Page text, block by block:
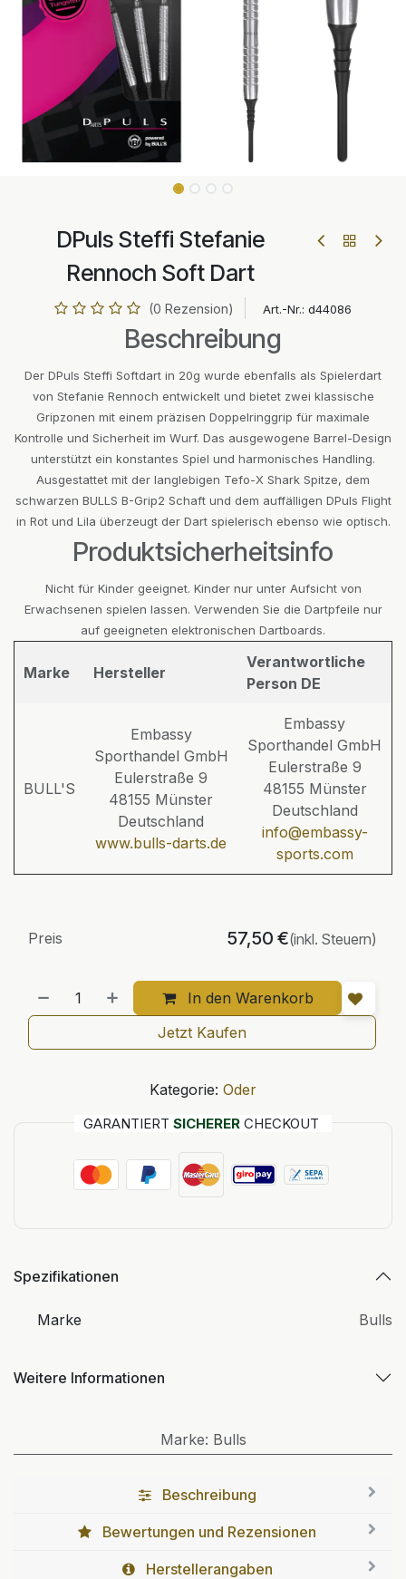
DPuls Steffi Stefanie
Rennoch Soft Dart
(0 Rezension) Art.-Nr.: d44086
Beschreibung
Der DPuls Steffi Softdart in 20g wurde ebenfalls als Spielerdart
von Stefanie Rennoch entwickelt und bietet zwei klassische
Gripzonen mit einem präzisen Doppelringgrip für maximale
Kontrolle und Sicherheit im Wurf. Das ausgewogene Barrel-Design
unterstützt ein konstantes Spiel und harmonisches Handling.
Ausgestattet mit der langlebigen Tefo-X Shark Spitze, dem
schwarzen BULLS B-Grip2 Schaft und dem auffälligen DPuls Flight
in Rot und Lila überzeugt der Dart spielerisch ebenso wie optisch.
Produktsicherheitsinfo
Nicht für Kinder geeignet. Kinder nur unter Aufsicht von
Erwachsenen spielen lassen. Verwenden Sie die Dartpfeile nur
auf geeigneten elektronischen Dartboards.
Marke Hersteller
Verantwortliche
Person DE
BULL'S
Embassy
Sporthandel GmbH
Eulerstraße 9
48155 Münster
Deutschland
www.bulls-darts.de
Embassy
Sporthandel GmbH
Eulerstraße 9
48155 Münster
Deutschland
info@embassy-
sports.com
In den Warenkorb
Preis 57,50 €(inkl. Steuern)
Jetzt Kaufen
Kategorie: Oder
GARANTIERT SICHERER CHECKOUT
Spezifikationen
Marke Bulls
Weitere Informationen
Marke: Bulls
Beschreibung
Bewertungen und Rezensionen
Herstellerangaben